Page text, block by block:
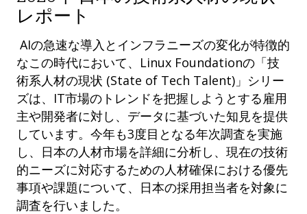
レポート
AIの急速な導入とインフラニーズの変化が特徴的
なこの時代において、Linux Foundationの「技
術系人材の現状 (State of Tech Talent)」シリー
ズは、IT市場のトレンドを把握しようとする雇用
主や開発者に対し、データに基づいた知見を提供
しています。今年も3度目となる年次調査を実施
し、日本の人材市場を詳細に分析し、現在の技術
的ニーズに対応するための人材確保における優先
事項や課題について、日本の採用担当者を対象に
調査を行いました。